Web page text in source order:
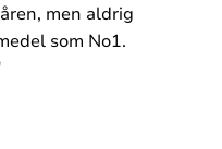
men aldrig
som No1.